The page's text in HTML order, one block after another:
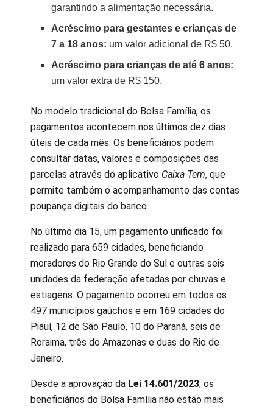
garantindo a alimentação necessária.
Acréscimo para gestantes e crianças de
7 a 18 anos: um valor adicional de R$ 50.
Acréscimo para crianças de até 6 anos:
um valor extra de R$ 150.
No modelo tradicional do Bolsa Família, os
pagamentos acontecem nos últimos dez dias
úteis de cada mês. Os beneficiários podem
consultar datas, valores e composições das
parcelas através do aplicativo Caixa Tem, que
permite também o acompanhamento das contas
poupança digitais do banco.
No último dia 15, um pagamento unificado foi
realizado para 659 cidades, beneficiando
moradores do Rio Grande do Sul e outras seis
unidades da federação afetadas por chuvas e
estiagens. O pagamento ocorreu em todos os
497 municípios gaúchos e em 169 cidades do
Piauí, 12 de São Paulo, 10 do Paraná, seis de
Roraima, três do Amazonas e duas do Rio de
Janeiro.
Desde a aprovação da Lei 14.601/2023, os
beneficiários do Bolsa Família não estão mais